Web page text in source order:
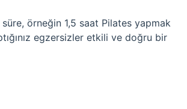
örneğin 1,5 saat Pilates yapmak
egzersizler etkili ve doğru bir